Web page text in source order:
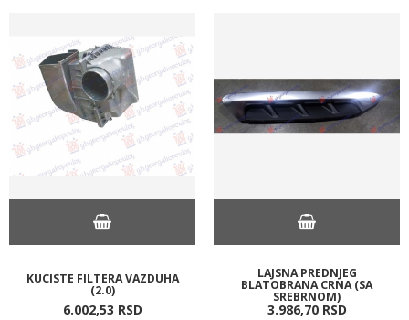
KUCISTE FILTERA VAZDUHA
(2.0)
6.002,53 RSD
LAJSNA PREDNJEG
BLATOBRANA CRNA (SA
SREBRNOM)
3.986,70 RSD